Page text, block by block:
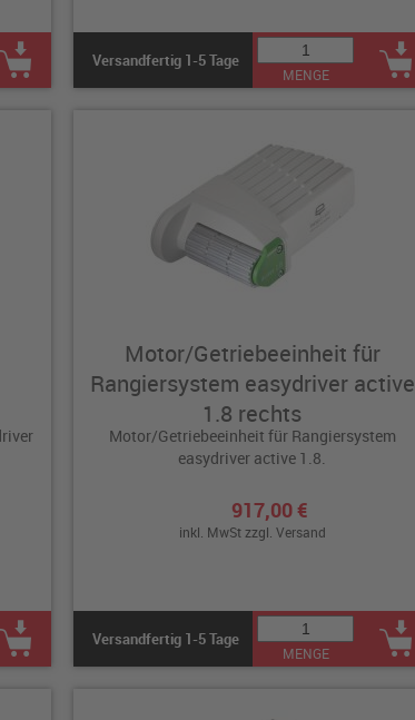
Versandfertig 1-5 Tage
MENGE
Motor/Getriebeeinheit für
Rangiersystem easydriver active
1.8 rechts
Motor/Getriebeeinheit für Rangiersystem
easydriver active 1.8.
917,00 €
inkl. MwSt zzgl. Versand
Versandfertig 1-5 Tage
MENGE